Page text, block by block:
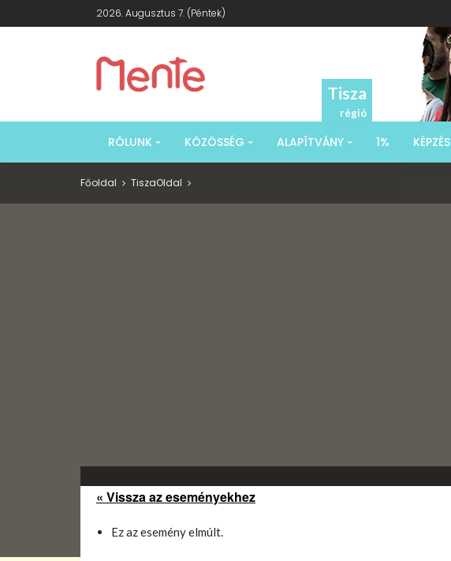
2026. Augusztus 7. (péntek)
Tisza
régió
RÓLUNK KÖZÖSSÉG ALAPÍTVÁNY 1% KÉPZÉS
Főoldal TiszaOldal
« Vissza az eseményekhez
Ez az esemény elmúlt.